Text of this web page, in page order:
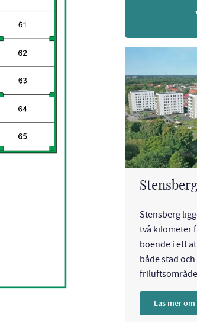
Stensberg
två kilometer
boende i ett
både stad
Läs mer